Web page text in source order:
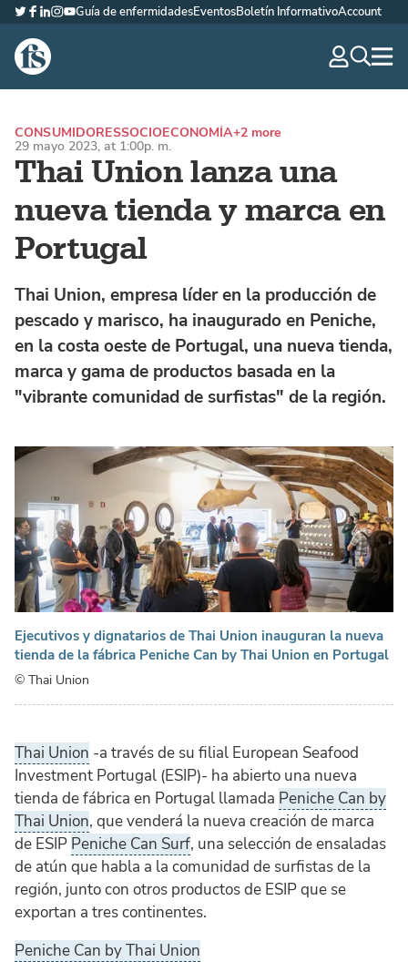
The Fish Site Española
Twitter
Facebook
LinkedIn
Instagram
YouTube
Guía de enfermidadesEventosBoletín InformativoAccount
Thai Union lanza una
nueva tienda y marca en
Portugal
CONSUMIDORESSOCIOECONOMÍA+2 more
29 mayo 2023, at 1:00p. m.
Thai Union, empresa líder en la producción de
pescado y marisco, ha inaugurado en Peniche,
en la costa oeste de Portugal, una nueva tienda,
marca y gama de productos basada en la
"vibrante comunidad de surfistas" de la región.
Ejecutivos y dignatarios de Thai Union inauguran la nueva
tienda de la fábrica Peniche Can by Thai Union en Portugal
© Thai Union
Thai Union -a través de su filial European Seafood
Investment Portugal (ESIP)- ha abierto una nueva
tienda de fábrica en Portugal llamada Peniche Can by
Thai Union, que venderá la nueva creación de marca
de ESIP Peniche Can Surf, una selección de ensaladas
de atún que habla a la comunidad de surfistas de la
región, junto con otros productos de ESIP que se
exportan a tres continentes.
Peniche Can by Thai Union